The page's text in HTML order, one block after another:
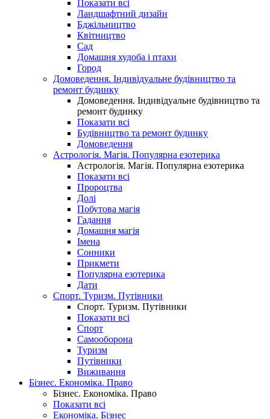
Показати всі
Ландшафтний дизайн
Бджільництво
Квітництво
Сад
Домашня худоба і птахи
Город
Домоведення. Індивідуальне будівництво та
ремонт будинку
Домоведення. Індивідуальне будівництво та
ремонт будинку
Показати всі
Будівництво та ремонт будинку
Домоведення
Астрологія. Магія. Популярна езотерика
Астрологія. Магія. Популярна езотерика
Показати всі
Пророцтва
Долі
Побутова магія
Гадання
Домашня магія
Імена
Сонники
Прикмети
Популярна езотерика
Дати
Спорт. Туризм. Путівники
Спорт. Туризм. Путівники
Показати всі
Спорт
Самооборона
Туризм
Путівники
Виживання
Бізнес. Економіка. Право
Бізнес. Економіка. Право
Показати всі
Економіка. Бізнес